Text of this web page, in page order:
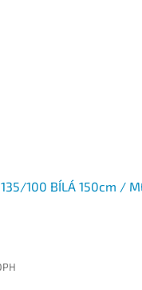
100 BÍLÁ 150cm /